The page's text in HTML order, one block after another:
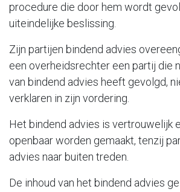
procedure die door hem wordt
uiteindelijke beslissing.
Zijn partijen bindend advies
een overheidsrechter een partij die
van bindend advies heeft gevolgd,
verklaren in zijn vordering.
Het bindend advies is vertrouwelijk
openbaar worden gemaakt, tenzij
advies naar buiten treden.
De inhoud van het bindend advies